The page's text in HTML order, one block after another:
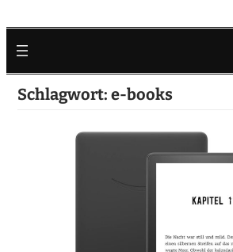
Schlagwort: e-books